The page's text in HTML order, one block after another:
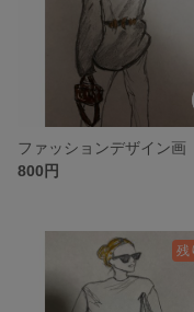
ファッションデザイン画
800円
残